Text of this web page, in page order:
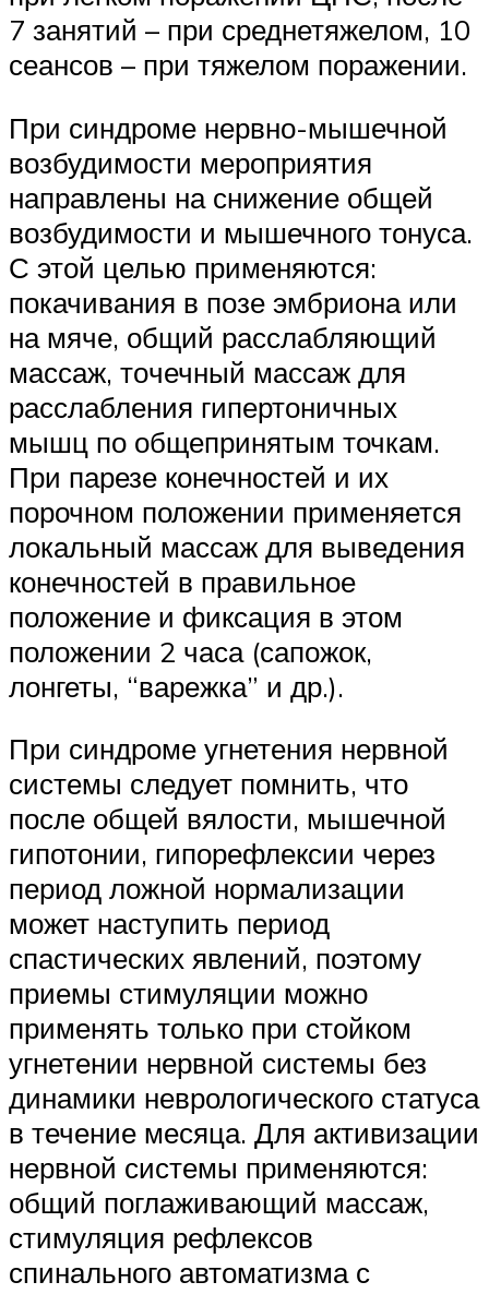
7 занятий – при среднетяжелом, 10
сеансов – при тяжелом по­ражении.
При синдроме нервно-мышечной
возбудимости мероприятия
направлены на снижение общей
возбудимости и мышечного тонуса.
С этой целью применяются:
покачивания в позе эмбриона или
на мяче, общий расслабляющий
массаж, то­чечный массаж для
расслабления гипертоничных
мышц по общеприня­тым точкам.
При парезе конечностей и их
порочном положении применяется
локальный массаж для выведения
конечностей в пра­вильное
положение и фиксация в этом
положении 2 часа (сапожок,
лонгеты, “варежка” и др.).
При синдроме угнетения нервной
системы следует помнить, что
после общей вялости, мышечной
гипотонии, гипорефлексии через
период ложной нормализации
может наступить период
спастических явлений, поэтому
приемы стимуляции можно
применять только при стойком
угнетении нервной системы без
динамики неврологического статуса
в течение месяца. Для активизации
нервной системы при­меняются:
общий поглаживающий массаж,
стимуляция рефлексов
спинального автоматизма с